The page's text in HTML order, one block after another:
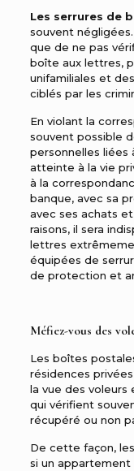
Les serrures de
souvent
que de ne pas
boîte aux lettres,
unifamiliales et
ciblés par les
En violant la
souvent possible
personnelles liées
atteinte à la vie
à la
banque, avec sa
avec ses achats
raisons, il sera
lettres
équipées de
de protection et
Méfiez-vous des
Les boîtes
résidences
la vue des voleurs
qui vérifient
récupéré ou non
De cette façon,
si un